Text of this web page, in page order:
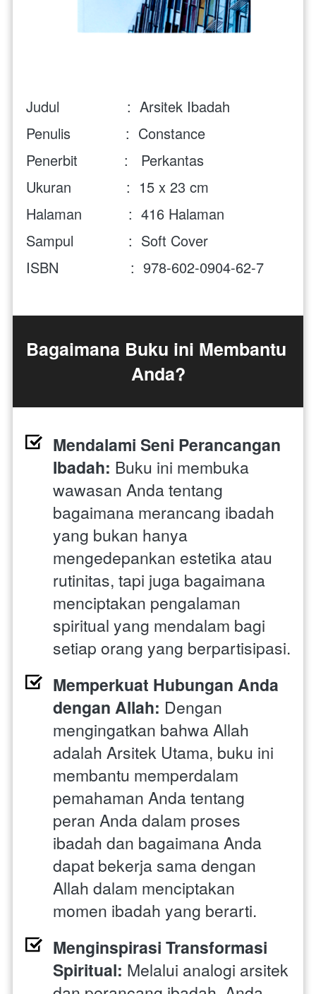
Judul                :  Arsitek Ibadah
Penulis             :  Constance
Penerbit           :   Perkantas
Ukuran             :  15 x 23 cm
Halaman           :  416 Halaman
Sampul             :  Soft Cover
ISBN                 :  978-602-0904-62-7
Bagaimana Buku ini Membantu
Anda?
Mendalami Seni Perancangan
Ibadah: Buku ini membuka
wawasan Anda tentang
bagaimana merancang ibadah
yang bukan hanya
mengedepankan estetika atau
rutinitas, tapi juga bagaimana
menciptakan pengalaman
spiritual yang mendalam bagi
setiap orang yang berpartisipasi.
Memperkuat Hubungan Anda
dengan Allah: Dengan
mengingatkan bahwa Allah
adalah Arsitek Utama, buku ini
membantu memperdalam
pemahaman Anda tentang
peran Anda dalam proses
ibadah dan bagaimana Anda
dapat bekerja sama dengan
Allah dalam menciptakan
momen ibadah yang berarti.
Menginspirasi Transformasi
Spiritual: Melalui analogi arsitek